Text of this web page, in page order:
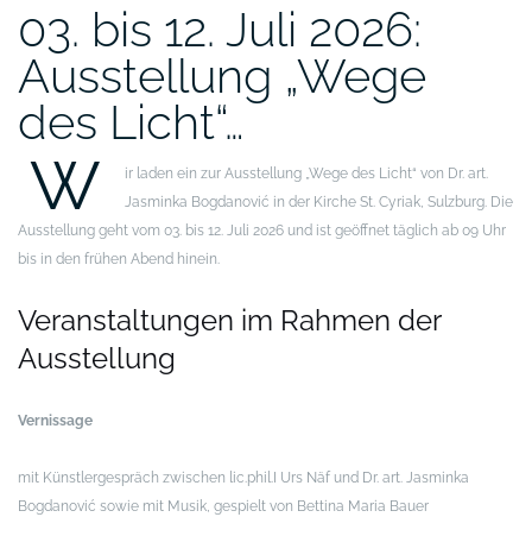
03. bis 12. Juli 2026:
Ausstellung „Wege
des Licht“…
W
ir laden ein zur Ausstellung „Wege des Licht“ von Dr. art.
Jasminka Bogdanović in der Kirche St. Cyriak, Sulzburg. Die
Ausstellung geht vom 03. bis 12. Juli 2026 und ist geöffnet täglich ab 09 Uhr
bis in den frühen Abend hinein.
Veranstaltungen im Rahmen der
Ausstellung
Vernissage
mit Künstlergespräch zwischen lic.phil.I Urs Näf und Dr. art. Jasminka
Bogdanović sowie mit Musik, gespielt von Bettina Maria Bauer